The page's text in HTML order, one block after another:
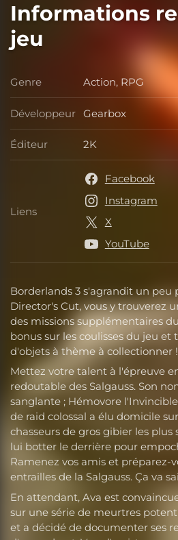
Informations
jeu
Borderlands 3 s'agrandit un peu
Director's Cut, vous y trouverez
des missions supplémentaires
bonus sur les coulisses du jeu et
d'objets à thème à collectionner !
Mettez votre talent à l'épreuve
redoutable des Salgauss. Son
sanglante ; Hémovore
de raid colossal a élu domicile
chasseurs de gros gibier les
lui botter le derrière pour
Ramenez vos amis et préparez-
entrailles de la Salgauss. Ça va
En attendant, Ava est
sur une série de meurtres
et a décidé de documenter ses
Genre Genre
Action, RPG
Développeur Développeur
Gearbox
Éditeur Éditeur
2K
Liens Liens
Facebook
Instagram
X
YouTube